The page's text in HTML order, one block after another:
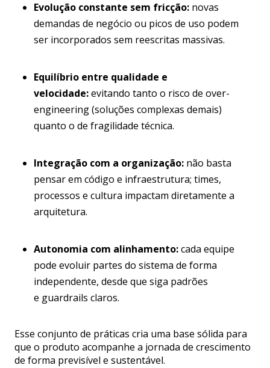
Evolução constante sem fricção: novas
demandas de negócio ou picos de uso podem
ser incorporados sem reescritas massivas.
Equilíbrio entre qualidade e
velocidade:evitando tanto o risco de over-
engineering (soluções complexas demais)
quanto o de fragilidade técnica.
Integração com a organização: não basta
pensar em código e infraestrutura; times,
processos e cultura impactam diretamente a
arquitetura.
Autonomia com alinhamento:cada equipe
pode evoluir partes do sistema de forma
independente, desde que siga padrões
e guardrails claros.
Esse conjunto de práticas cria uma base sólida para
que o produto acompanhe a jornada de crescimento
de forma previsível e sustentável.